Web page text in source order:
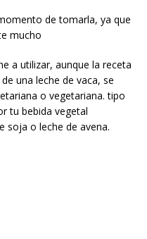
de tomarla, ya que
mucho
a utilizar, aunque la receta
una leche de vaca, se
o vegetariana. tipo
tu bebida vegetal
soja o leche de avena.